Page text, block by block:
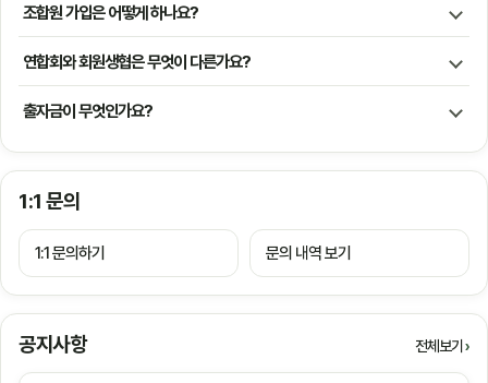
조합원 가입은 어떻게 하나요?
연합회와 회원생협은 무엇이 다른가요?
출자금이 무엇인가요?
1:1 문의
1:1 문의하기 문의 내역 보기
공지사항 전체보기